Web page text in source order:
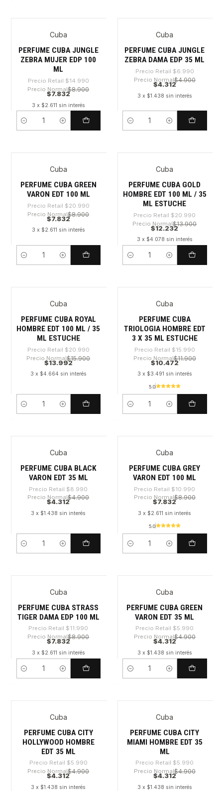
Cuba
PERFUME CUBA JUNGLE
ZEBRA MUJER EDP 100
ML
Precio Retail $14.990
Precio Normal$8.900
$7.832
3 x $2.611 sin interés
Cantidad
Cuba
PERFUME CUBA JUNGLE
ZEBRA DAMA EDP 35 ML
Precio Retail $6.990
Precio Normal$4.900
$4.312
3 x $1.438 sin interés
Cantidad
Cuba
PERFUME CUBA GREEN
VARON EDT 100 ML
Precio Retail $20.990
Precio Normal$8.900
$7.832
3 x $2.611 sin interés
Cantidad
Cuba
PERFUME CUBA GOLD
HOMBRE EDT 100 ML / 35
ML ESTUCHE
Precio Retail $20.990
Precio Normal$13.900
$12.232
3 x $4.078 sin interés
Cantidad
Cuba
PERFUME CUBA ROYAL
HOMBRE EDT 100 ML / 35
ML ESTUCHE
Precio Retail $20.990
Precio Normal$15.900
$13.992
3 x $4.664 sin interés
Cantidad
Cuba
PERFUME CUBA
TRIOLOGIA HOMBRE EDT
3 X 35 ML ESTUCHE
Precio Retail $15.990
Precio Normal$11.900
$10.472
3 x $3.491 sin interés
5.0
Cantidad
Cuba
PERFUME CUBA BLACK
VARON EDT 35 ML
Precio Retail $8.990
Precio Normal$4.900
$4.312
3 x $1.438 sin interés
Cantidad
Cuba
PERFUME CUBA GREY
VARON EDT 100 ML
Precio Retail $10.990
Precio Normal$8.900
$7.832
3 x $2.611 sin interés
5.0
Cantidad
Cuba
PERFUME CUBA STRASS
TIGER DAMA EDP 100 ML
Precio Retail $11.990
Precio Normal$8.900
$7.832
3 x $2.611 sin interés
Cantidad
Cuba
PERFUME CUBA GREEN
VARON EDT 35 ML
Precio Retail $5.990
Precio Normal$4.900
$4.312
3 x $1.438 sin interés
Cantidad
Cuba
PERFUME CUBA CITY
HOLLYWOOD HOMBRE
EDT 35 ML
Precio Retail $5.990
Precio Normal$4.900
$4.312
3 x $1.438 sin interés
Cuba
PERFUME CUBA CITY
MIAMI HOMBRE EDT 35
ML
Precio Retail $5.990
Precio Normal$4.900
$4.312
3 x $1.438 sin interés